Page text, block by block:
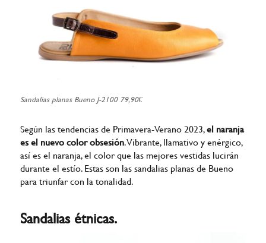
Sandalias planas Bueno J-2100 79,90€
Según las tendencias de Primavera-Verano 2023,el naranja
es el nuevo color obsesión. Vibrante, llamativo y enérgico,
así es el naranja, el color que las mejores vestidas lucirán
durante el estío. Estas son las sandalias planas de Bueno
para triunfar con la tonalidad.
Sandalias étnicas.